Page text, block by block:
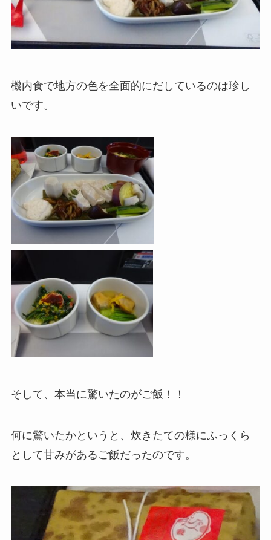
機内食で地方の色を全面的にだしているのは珍し
いです。
そして、本当に驚いたのがご飯！！
何に驚いたかというと、炊きたての様にふっくら
として甘みがあるご飯だったのです。